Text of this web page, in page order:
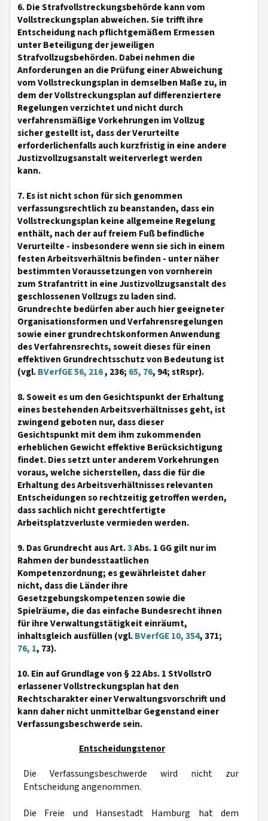
6. Die Strafvollstreckungsbehörde kann vom
Vollstreckungsplan abweichen. Sie trifft ihre
Entscheidung nach pflichtgemäßem Ermessen
unter Beteiligung der jeweiligen
Strafvollzugsbehörden. Dabei nehmen die
Anforderungen an die Prüfung einer Abweichung
vom Vollstreckungsplan in demselben Maße zu, in
dem der Vollstreckungsplan auf differenziertere
Regelungen verzichtet und nicht durch
verfahrensmäßige Vorkehrungen im Vollzug
sicher gestellt ist, dass der Verurteilte
erforderlichenfalls auch kurzfristig in eine andere
Justizvollzugsanstalt weiterverlegt werden
kann.
7. Es ist nicht schon für sich genommen
verfassungsrechtlich zu beanstanden, dass ein
Vollstreckungsplan keine allgemeine Regelung
enthält, nach der auf freiem Fuß befindliche
Verurteilte - insbesondere wenn sie sich in einem
festen Arbeitsverhältnis befinden - unter näher
bestimmten Voraussetzungen von vornherein
zum Strafantritt in eine Justizvollzugsanstalt des
geschlossenen Vollzugs zu laden sind.
Grundrechte bedürfen aber auch hier geeigneter
Organisationsformen und Verfahrensregelungen
sowie einer grundrechtskonformen Anwendung
des Verfahrensrechts, soweit dieses für einen
effektiven Grundrechtsschutz von Bedeutung ist
(vgl.BVerfGE 56, 216, 236; 65, 76, 94; stRspr).
8. Soweit es um den Gesichtspunkt der Erhaltung
eines bestehenden Arbeitsverhältnisses geht, ist
zwingend geboten nur, dass dieser
Gesichtspunkt mit dem ihm zukommenden
erheblichen Gewicht effektive Berücksichtigung
findet. Dies setzt unter anderem Vorkehrungen
voraus, welche sicherstellen, dass die für die
Erhaltung des Arbeitsverhältnisses relevanten
Entscheidungen so rechtzeitig getroffen werden,
dass sachlich nicht gerechtfertigte
Arbeitsplatzverluste vermieden werden.
9. Das Grundrecht aus Art.3Abs. 1 GG gilt nur im
Rahmen der bundesstaatlichen
Kompetenzordnung; es gewährleistet daher
nicht, dass die Länder ihre
Gesetzgebungskompetenzen sowie die
Spielräume, die das einfache Bundesrecht ihnen
für ihre Verwaltungstätigkeit einräumt,
inhaltsgleich ausfüllen (vgl.BVerfGE 10, 354, 371;
76, 1, 73).
10. Ein auf Grundlage von § 22 Abs. 1 StVollstrO
erlassener Vollstreckungsplan hat den
Rechtscharakter einer Verwaltungsvorschrift und
kann daher nicht unmittelbar Gegenstand einer
Verfassungsbeschwerde sein.
Entscheidungstenor
Die Verfassungsbeschwerde wird nicht zur
Entscheidung angenommen.
Die Freie und Hansestadt Hamburg hat dem